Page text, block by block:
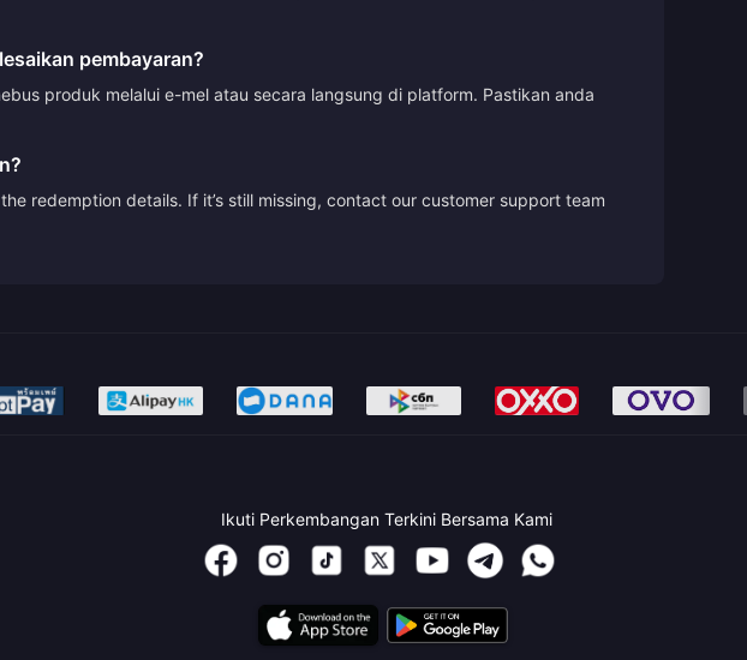
pembayaran?
produk melalui e-mel atau secara langsung di platform. Pastikan anda
redemption details. If it’s still missing, contact our customer support team
Ikuti Perkembangan Terkini Bersama Kami